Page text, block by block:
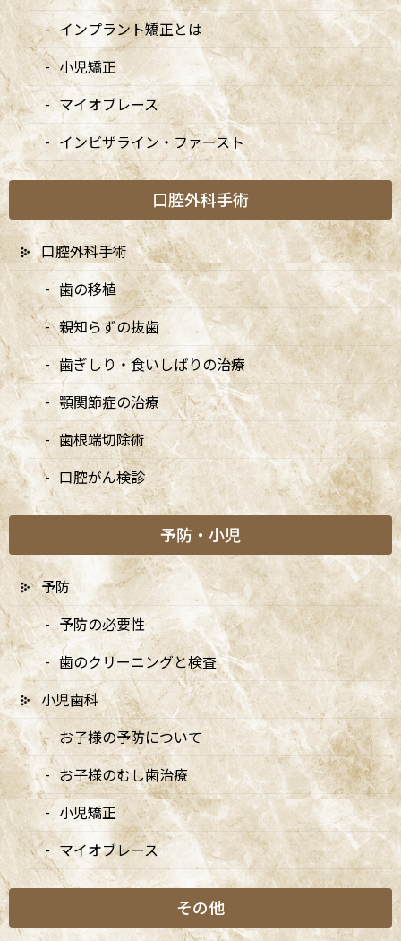
カテゴリー
お知らせ
大切なお知らせ
矯正診療日
新着情報
7/20は9:00〜15:00診療、8/10・8/11は休診です
2026/07/03
7月・8月の矯正診療日のお知らせ
2026/07/03
8月・9月の診療日変更のお知らせ
5/3・4休診、5/5・6は9:00〜15:00診療、6/14は休
診です
2026/04/10
5月の矯正診療日のお知らせ
2026/04/10
月別アーカイブ
2026年
インプラント矯正とは
小児矯正
マイオブレース
インビザライン・ファースト
口腔外科手術
口腔外科手術
歯の移植
親知らずの抜歯
歯ぎしり・食いしばりの治療
顎関節症の治療
歯根端切除術
口腔がん検診
予防・小児
予防
予防の必要性
歯のクリーニングと検査
小児歯科
お子様の予防について
お子様のむし歯治療
小児矯正
マイオブレース
その他